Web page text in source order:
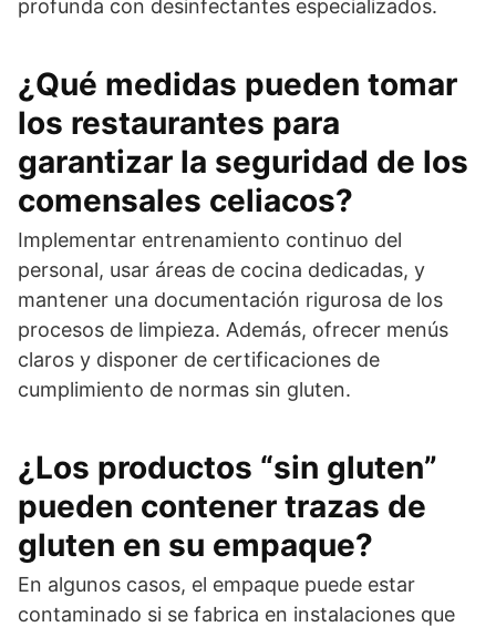
profunda con desinfectantes especializados.
¿Qué medidas pueden tomar
los restaurantes para
garantizar la seguridad de los
comensales celiacos?
Implementar entrenamiento continuo del
personal, usar áreas de cocina dedicadas, y
mantener una documentación rigurosa de los
procesos de limpieza. Además, ofrecer menús
claros y disponer de certificaciones de
cumplimiento de normas sin gluten.
¿Los productos “sin gluten”
pueden contener trazas de
gluten en su empaque?
En algunos casos, el empaque puede estar
contaminado si se fabrica en instalaciones que